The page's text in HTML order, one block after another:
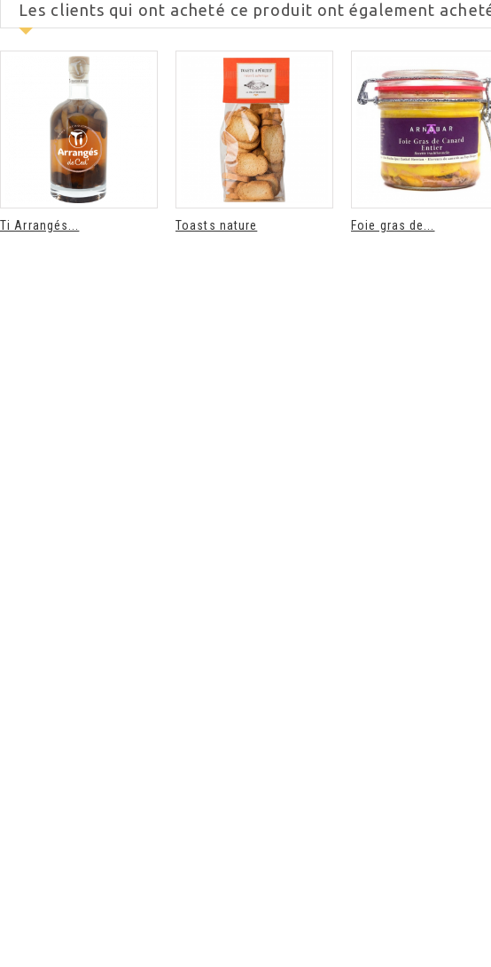
Les clients qui ont acheté ce produit ont également
Ti Arrangés... Toasts nature Foie gras de...